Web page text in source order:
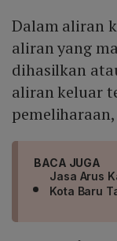
Dalam aliran
aliran yang
dihasilkan
aliran keluar
BACA JUGA
Jasa Arus
Kota Baru